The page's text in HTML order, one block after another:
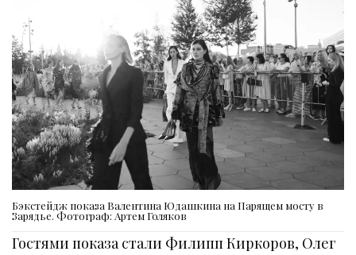
Бэкстейдж показа Валентина Юдашкина на Парящем мосту в
Зарядье. Фотограф: Артем Голяков
Гостями показа стали Филипп Киркоров, Олег